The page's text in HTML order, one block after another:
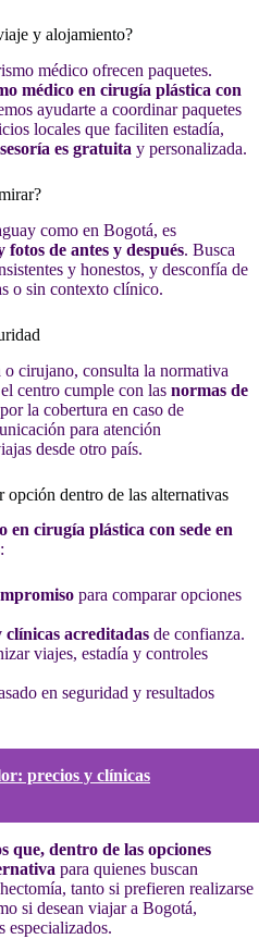
y alojamiento?
médico ofrecen paquetes.
médico en cirugía plástica con
ayudarte a coordinar paquetes
locales que faciliten estadía,
es gratuita y personalizada.
como en Bogotá, es
fotos de antes y después. Busca
y honestos, y desconfía de
o sin contexto clínico.
cirujano, consulta la normativa
centro cumple con las normas de
la cobertura en caso de
para atención
desde otro país.
opción dentro de las alternativas
en cirugía plástica con sede en
para comparar opciones
acreditadas de confianza.
viajes, estadía y controles
en seguridad y resultados
precios y clínicas
que, dentro de las opciones
para quienes buscan
tanto si prefieren realizarse
si desean viajar a Bogotá,
especializados.